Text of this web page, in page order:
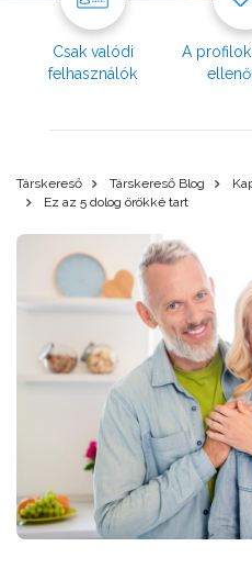
Csak valódi
felhasználók
A profilok
Társkereső Társkereső Blog
Ez az 5 dolog örökké tart